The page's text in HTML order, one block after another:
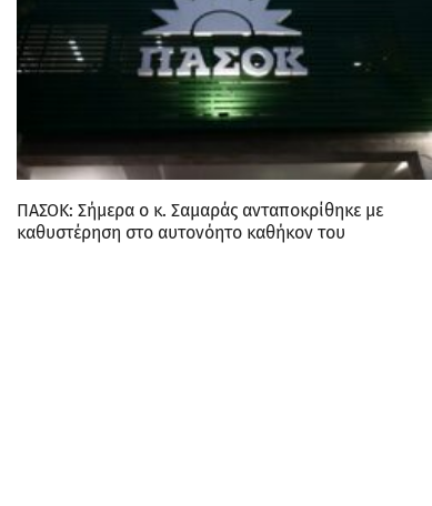
ΠΑΣΟΚ: Σήμερα ο κ. Σαμαράς ανταποκρίθηκε με
καθυστέρηση στο αυτονόητο καθήκον του